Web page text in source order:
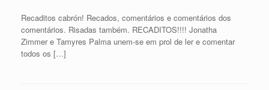
Recaditos cabrón! Recados, comentários e comentários dos
comentários. Risadas também. RECADITOS!!!! Jonatha
Zimmer e Tamyres Palma unem-se em prol de ler e comentar
todos os […]